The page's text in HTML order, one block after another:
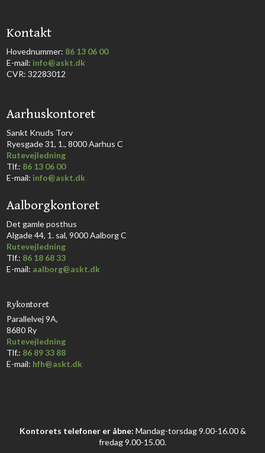
​Kontakt
Hovednummer: 86 13 06 00
​E-mail: info@askt.dk
CVR: 32283012
​Aarhuskontoret
​Sankt Knuds Torv
Ryesgade 31, 1., 8000 Aarhus C​​​
Rutevejledning
​Tlf.: 86 13 06 00
E-mail: info@askt.dk
Aalborgkontoret
​Det gamle posthus
Algade 44, 1. sal, 9000 Aalborg C​
Rutevejledning
Tlf.: 86 18 68 33​
E-mail: aalborg@askt.dk​
Rykontoret
Parallelvej 9A,
8680 Ry
Rutevejledning
Tlf.: 86 89 33 88
E-mail: hfh@askt.dk
Kontorets telefoner er åbne: Mandag-torsdag 9.00-16.00 &
fredag 9.00-15.00.